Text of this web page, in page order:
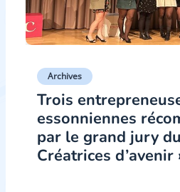
Archives
Trois
essonniennes
par le grand jury
Créatrices d’avenir